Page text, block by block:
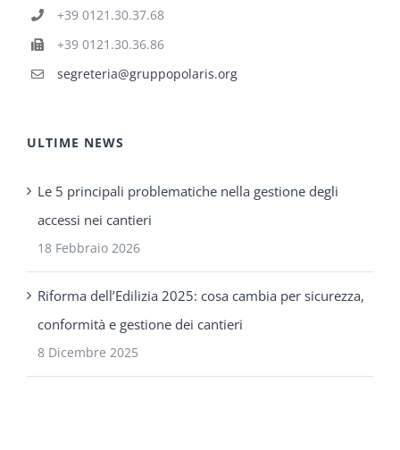
+39 0121.30.37.68
+39 0121.30.36.86
segreteria@gruppopolaris.org
ULTIME NEWS
Le 5 principali problematiche nella gestione degli
accessi nei cantieri
18 Febbraio 2026
Riforma dell’Edilizia 2025: cosa cambia per sicurezza,
conformità e gestione dei cantieri
8 Dicembre 2025